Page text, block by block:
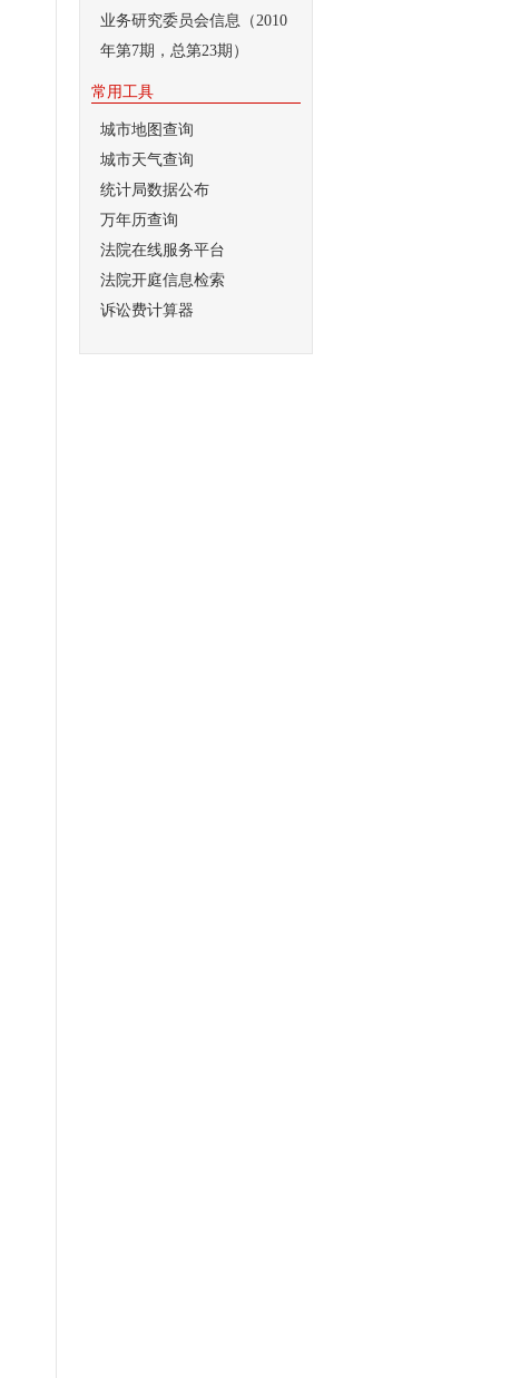
业务研究委员会信息（2010
年第7期，总第23期）
常用工具
城市地图查询
城市天气查询
统计局数据公布
万年历查询
法院在线服务平台
法院开庭信息检索
诉讼费计算器